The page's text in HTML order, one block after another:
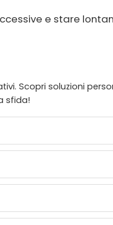
e stare
Scopri soluzioni
sfida!